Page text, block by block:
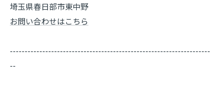
埼玉県春日部市東中野
お問い合わせはこちら
--------------------------------------------------------------------
--